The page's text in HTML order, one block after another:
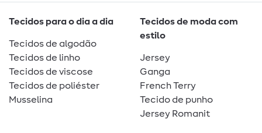
Tecidos para o dia a dia
Tecidos de algodão
Tecidos de linho
Tecidos de viscose
Tecidos de poliéster
Musselina
Tecidos de moda com
estilo
Jersey
Ganga
French Terry
Tecido de punho
Jersey Romanit